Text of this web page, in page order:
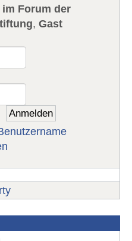
Forum der
,Gast